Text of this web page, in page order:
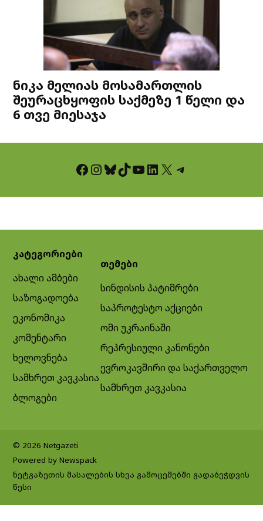
ნიკა მელიას მოსამართლის
შეურაცხყოფის საქმეზე 1 წელი და
6 თვე მიესაჯა
Facebook InstagramBluesky TikTok YouTube LinkedIn X Telegram
კატეგორიები
ახალი ამბები
საზოგადოება
ეკონომიკა
კომენტარი
ხელოვნება
სამხრეთ კავკასია
ბლოგები
თემები
სინდისის პატიმრები
საპროტესტო აქციები
ომი უკრაინაში
რეპრესიული კანონები
ევროკავშირი და საქართველო
სამხრეთ კავკასია
© 2026 Netgazeti
Powered by Newspack
ნეტგაზეთის მასალების სხვა გამოცემებში გადაბეჭდვის
წესი